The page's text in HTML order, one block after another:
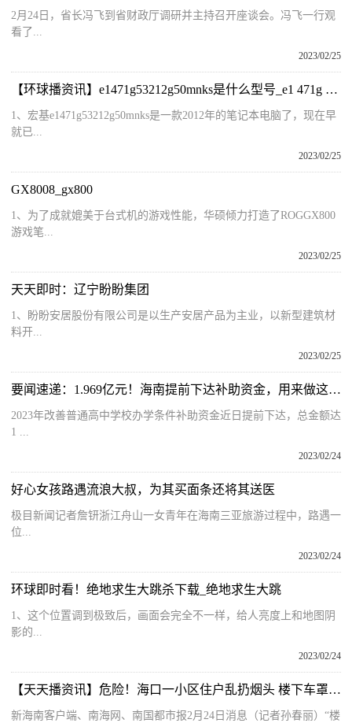
2月24日，省长冯飞到省财政厅调研并主持召开座谈会。冯飞一行观
看了...
2023/02/25
【环球播资讯】e1471g53212g50mnks是什么型号_e1 471g 53212g50mnks
1、宏基e1471g53212g50mnks是一款2012年的笔记本电脑了，现在早
就已...
2023/02/25
GX8008_gx800
1、为了成就媲美于台式机的游戏性能，华硕倾力打造了ROGGX800
游戏笔...
2023/02/25
天天即时：辽宁盼盼集团
1、盼盼安居股份有限公司是以生产安居产品为主业，以新型建筑材
料开...
2023/02/25
要闻速递：1.969亿元！海南提前下达补助资金，用来做这件事
2023年改善普通高中学校办学条件补助资金近日提前下达，总金额达
1 ...
2023/02/24
好心女孩路遇流浪大叔，为其买面条还将其送医
极目新闻记者詹钘浙江舟山一女青年在海南三亚旅游过程中，路遇一
位...
2023/02/24
环球即时看！绝地求生大跳杀下载_绝地求生大跳
1、这个位置调到极致后，画面会完全不一样，给人亮度上和地图阴
影的...
2023/02/24
【天天播资讯】危险！海口一小区住户乱扔烟头 楼下车罩被烧破洞
新海南客户端、南海网、南国都市报2月24日消息（记者孙春丽）“楼